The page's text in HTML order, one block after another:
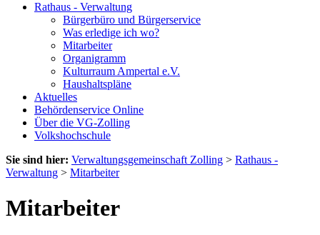
Rathaus - Verwaltung
Bürgerbüro und Bürgerservice
Was erledige ich wo?
Mitarbeiter
Organigramm
Kulturraum Ampertal e.V.
Haushaltspläne
Aktuelles
Behördenservice Online
Über die VG-Zolling
Volkshochschule
Sie sind hier: Verwaltungsgemeinschaft Zolling > Rathaus -
Verwaltung > Mitarbeiter
Mitarbeiter